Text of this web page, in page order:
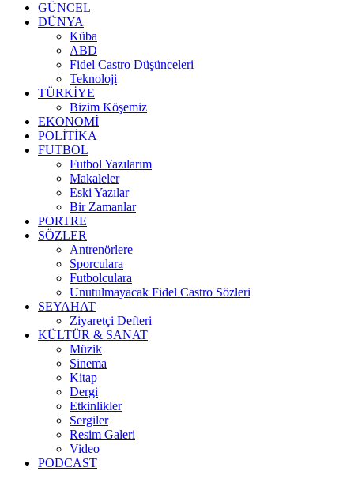
GÜNCEL
DÜNYA
Küba
ABD
Fidel Castro Düşünceleri
Teknoloji
TÜRKİYE
Bizim Köşemiz
EKONOMİ
POLİTİKA
FUTBOL
Futbol Yazılarım
Makaleler
Eski Yazılar
Bir Zamanlar
PORTRE
SÖZLER
Antrenörlere
Sporculara
Futbolculara
Unutulmayacak Fidel Castro Sözleri
SEYAHAT
Ziyaretçi Defteri
KÜLTÜR & SANAT
Müzik
Sinema
Kitap
Dergi
Etkinlikler
Sergiler
Resim Galeri
Video
PODCAST